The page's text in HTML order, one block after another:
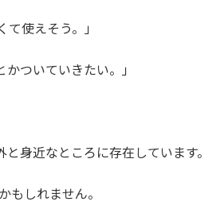
使えそう。」
ついていきたい。」
身近なところに存在しています。
しれません。